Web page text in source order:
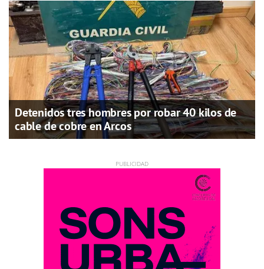
Detenidos tres hombres por robar 40 kilos de
cable de cobre en Arcos